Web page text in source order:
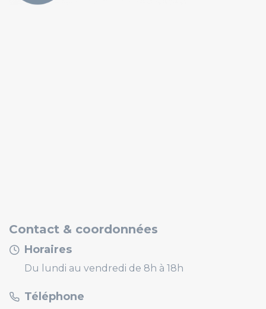
Contact & coordonnées
Horaires
Du lundi au vendredi de 8h à 18h
Téléphone